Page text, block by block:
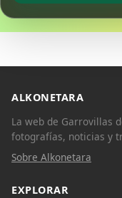
ALKONETARA
La web de Garrovillas
fotografías, noticias y
Sobre Alkonetara
EXPLORAR